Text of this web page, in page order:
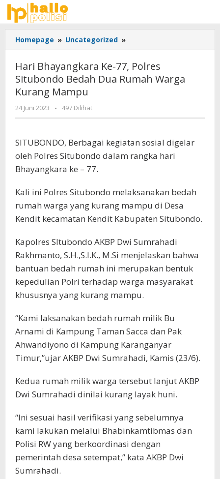
Lewati
konten
Homepage » Uncategorized »
Bhayangkara
77,
Polres
Rumah
Kurang
Mampu
Hari Bhayangkara Ke-77, Polres
Situbondo Bedah Dua Rumah Warga
Kurang Mampu
24 Juni 2023
oleh
Adhis
- 497 Dilihat
SITUBONDO, Berbagai kegiatan sosial digelar
oleh Polres Situbondo dalam rangka hari
Bhayangkara ke – 77.
Kali ini Polres Situbondo melaksanakan bedah
rumah warga yang kurang mampu di Desa
Kendit kecamatan Kendit Kabupaten Situbondo.
Kapolres SItubondo AKBP Dwi Sumrahadi
Rakhmanto, S.H.,S.I.K., M.Si menjelaskan bahwa
bantuan bedah rumah ini merupakan bentuk
kepedulian Polri terhadap warga masyarakat
khususnya yang kurang mampu.
“Kami laksanakan bedah rumah milik Bu
Arnami di Kampung Taman Sacca dan Pak
Ahwandiyono di Kampung Karanganyar
Timur,”ujar AKBP Dwi Sumrahadi, Kamis (23/6).
Kedua rumah milik warga tersebut lanjut AKBP
Dwi Sumrahadi dinilai kurang layak huni.
“Ini sesuai hasil verifikasi yang sebelumnya
kami lakukan melalui Bhabinkamtibmas dan
Polisi RW yang berkoordinasi dengan
pemerintah desa setempat,” kata AKBP Dwi
Sumrahadi.